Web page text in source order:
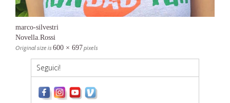
marco-silvestri
Novella.Rossi
Original size is600 × 697pixels
Seguici!